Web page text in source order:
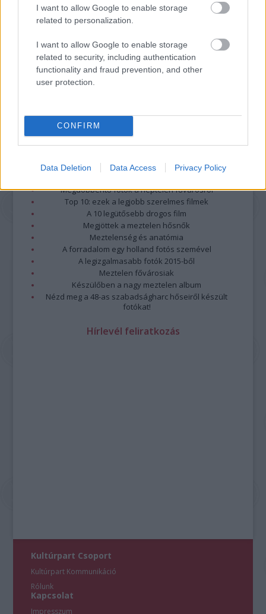
I want to allow Google to enable storage
related to personalization.
I want to allow Google to enable storage
related to security, including authentication
functionality and fraud prevention, and other
user protection.
CONFIRM
Data Deletion Data Access Privacy Policy
https://kulturpart.hu/api/trackback/id/17933507
Kommentek:
minősülnek, értük aszolgáltatás technikaiüzemeltetője semmilyen felelősséget
nem vállal, azokat nem ellenőrzi. Kifogás esetén forduljon a blog szerkesztőjéhez.
Részletek aFelhasználási feltételekbenés azadatvédelmi tájékoztatóban
Legolvasottabb
Megdöbbentő fotók a néptelen fővárosról
Top 10: ezek a legjobb szerelmes filmek
A 10 legütősebb drogos film
Megjöttek a meztelen hősnők
Meztelenség és anatómia
A forradalom egy holland fotós szemével
A legizgalmasabb fotók 2015-ből
Meztelen fővárosiak
Készülőben a nagy meztelen album
Nézd meg a 48-as szabadságharc hőseiről készült
fotókat!
Hírlevél feliratkozás
Kultúrpart Csoport
Kultúrpart Kommunikáció
Rólunk
Kapcsolat
Impresszum